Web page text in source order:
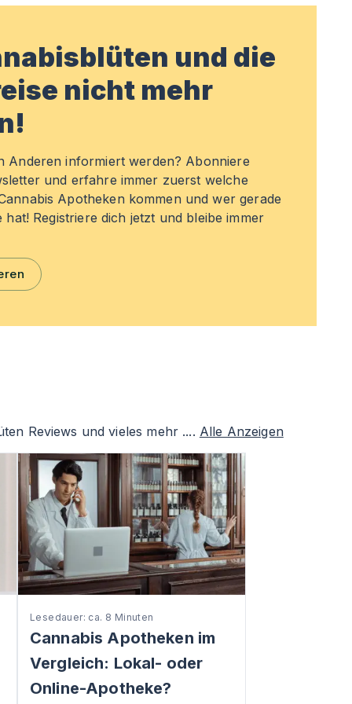
und die
nicht mehr
Anderen informiert werden? Abonniere
und erfahre immer zuerst welche
Apotheken kommen und wer gerade
hat! Registriere dich jetzt und bleibe immer
Reviews und vieles mehr .... Alle Anzeigen
Lesedauer: ca. 8 Minuten
Cannabis Apotheken im
Vergleich: Lokal- oder
Online-Apotheke?